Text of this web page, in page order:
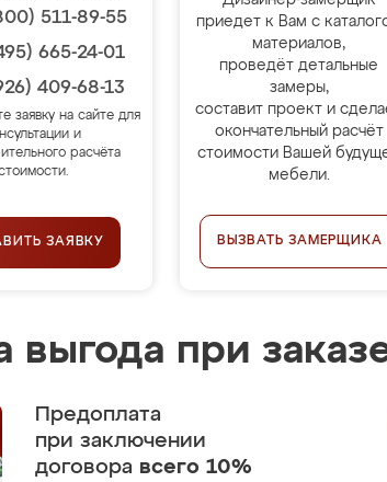
511-89-55
665-24-01
409-68-13
заявку на сайте для
и
расчёта
ЗАЯВКУ
приедет к Вам с
материалов,
проведёт детальные
замеры,
составит проект и
окончательный расчёт
стоимости Вашей
мебели.
ВЫЗВАТЬ ЗАМЕРЩИКА
выгода при
Предоплата
при заключении
договора всего 10%